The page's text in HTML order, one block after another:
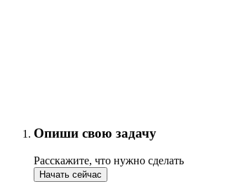
Опиши свою задачу
Расскажите, что нужно сделать
Начать сейчас